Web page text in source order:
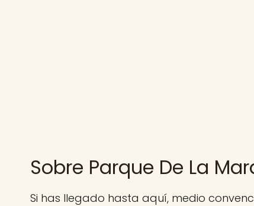
Sobre Parque De La
Si has llegado hasta aquí, medio